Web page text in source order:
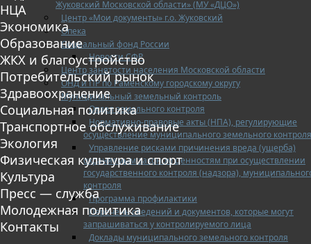
Жуковский Московской области» (МУ «ДЦО»)
Центр «Мои документы» г.о. Жуковский
Опека
Социальный фонд России
Новости СФР
Центр занятости населения Московской области
ОНД и ПР по Раменскому городскому округу
Муниципальный земельный контроль
Отдел земельного контроля
Нормативно-правовые акты (НПА), регулирующие
осуществление муниципального земельного контроля
Управление рисками причинения вреда (ущерба)
охраняемым законом ценностям при осуществлении
государственного контроля (надзора),
контроля
Программа профилактики
Перечень сведений и документов, которые могут
запрашиваться у контролируемого лица
Доклады муниципального земельного контроля
НЦА
Экономика
Образование
ЖКХ и благоустройство
Потребительский рынок
Здравоохранение
Социальная политика
Транспортное обслуживание
Экология
Физическая культура и спорт
Культура
Пресс — служба
Молодежная политика
Контакты